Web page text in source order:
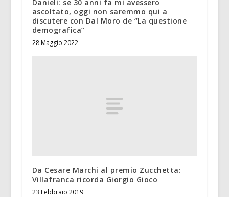
Danieli: se 30 anni fa mi avessero
ascoltato, oggi non saremmo qui a
discutere con Dal Moro de “La questione
demografica”
28 Maggio 2022
Da Cesare Marchi al premio Zucchetta:
Villafranca ricorda Giorgio Gioco
23 Febbraio 2019